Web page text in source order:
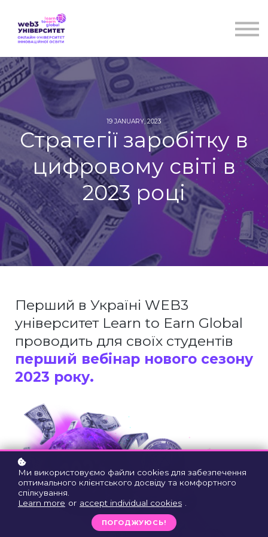
Блог
Контакти
19 JANUARY, 2023
Стратегії заробітку в
цифровому світі в
2023 році
Перший в Україні WEB3
університет Learn to Earn Global
проводить для своїх студентів
перший вебінар нового сезону
2023 року.
Ми використовуємо файли cookies для забезпечення
оптимального клієнтського досвіду та комфортного
спілкування.
Learn more or accept individual cookies
ПОГОДЖУЮСЬ!